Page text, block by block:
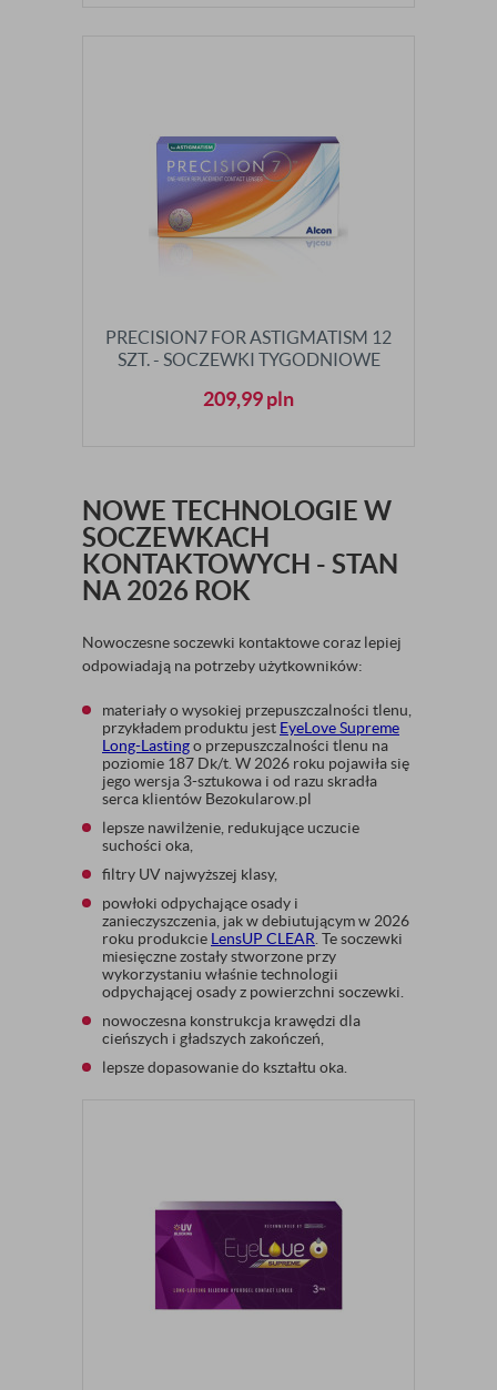
PRECISION7 FOR ASTIGMATISM 12
SZT. - SOCZEWKI TYGODNIOWE
209,99pln
NOWE TECHNOLOGIE W
SOCZEWKACH
KONTAKTOWYCH - STAN
NA 2026 ROK
Nowoczesne soczewki kontaktowe coraz lepiej
odpowiadają na potrzeby użytkowników:
materiały o wysokiej przepuszczalności tlenu,
przykładem produktu jest EyeLove Supreme
Long-Lastingo przepuszczalności tlenu na
poziomie 187 Dk/t. W 2026 roku pojawiła się
jego wersja 3-sztukowa i od razu skradła
serca klientów Bezokularow.pl
lepsze nawilżenie, redukujące uczucie
suchości oka,
filtry UV najwyższej klasy,
powłoki odpychające osady i
zanieczyszczenia, jak w debiutującym w 2026
roku produkcie LensUP CLEAR . Te soczewki
miesięczne zostały stworzone przy
wykorzystaniu właśnie technologii
odpychającej osady z powierzchni soczewki.
nowoczesna konstrukcja krawędzi dla
cieńszych i gładszych zakończeń,
lepsze dopasowanie do kształtu oka.